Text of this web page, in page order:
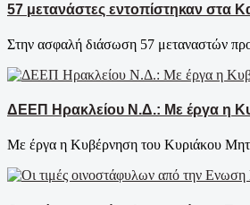
57 μετανάστες εντοπίστηκαν στα
Στην ασφαλή διάσωση 57 μεταναστών
ΔΕΕΠ Ηρακλείου Ν.Δ.: Με έργα η
Με έργα η Κυβέρνηση του Κυριάκου